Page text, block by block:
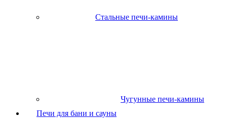
Стальные печи-камины
Чугунные печи-камины
Печи для бани и сауны